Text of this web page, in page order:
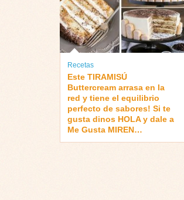
Recetas
Este TIRAMISÚ
Buttercream arrasa en la
red y tiene el equilibrio
perfecto de sabores! Si te
gusta dinos HOLA y dale a
Me Gusta MIREN…